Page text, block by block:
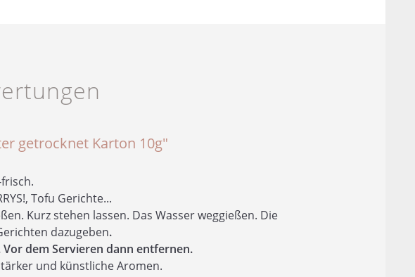
getrocknet Karton 10g"
Tofu Gerichte...
Kurz stehen lassen. Das Wasser weggießen. Die
dazugeben.
dem Servieren dann entfernen.
und künstliche Aromen.